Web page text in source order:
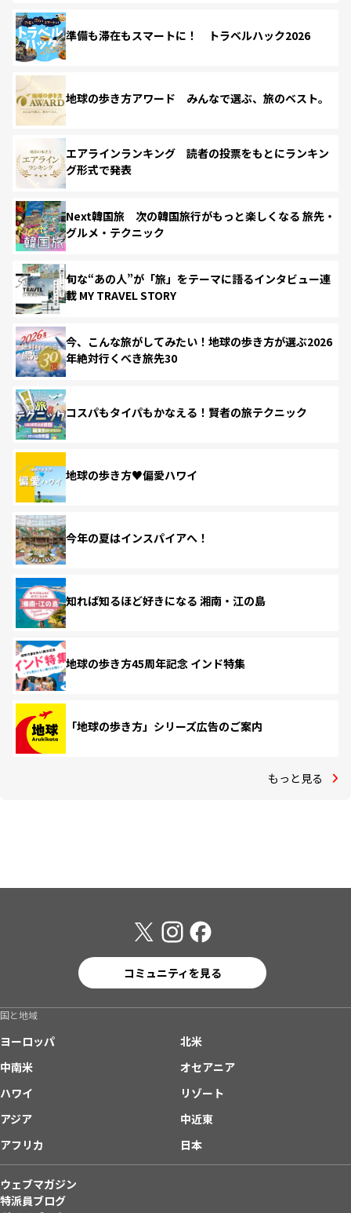
準備も滞在もスマートに！ トラベルハック2026
地球の歩き方アワード みんなで選ぶ、旅のベスト。
エアラインランキング 読者の投票をもとにランキン
グ形式で発表
Next韓国旅 次の韓国旅行がもっと楽しくなる 旅先・
グルメ・テクニック
旬な“あの人”が「旅」をテーマに語るインタビュー連
載 MY TRAVEL STORY
今、こんな旅がしてみたい！地球の歩き方が選ぶ2026
年絶対行くべき旅先30
コスパもタイパもかなえる！賢者の旅テクニック
地球の歩き方♥偏愛ハワイ
今年の夏はインスパイアへ！
知れば知るほど好きになる 湘南・江の島
地球の歩き方45周年記念 インド特集
「地球の歩き方」シリーズ広告のご案内
もっと見る
コミュニティを見る
国と地域
ヨーロッパ
北米
中南米
オセアニア
ハワイ
リゾート
アジア
中近東
アフリカ
日本
ウェブマガジン
特派員ブログ